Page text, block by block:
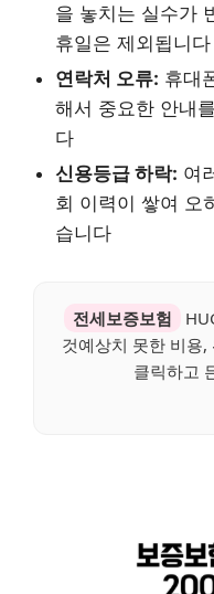
을 놓치는 실수가
휴일은 제외됩니다
연락처 오류: 휴대
해서 중요한 안내
다
신용등급 하락: 여
회 이력이 쌓여 오
습니다
전세보증보험
것예상치 못한 비용,
클릭하고